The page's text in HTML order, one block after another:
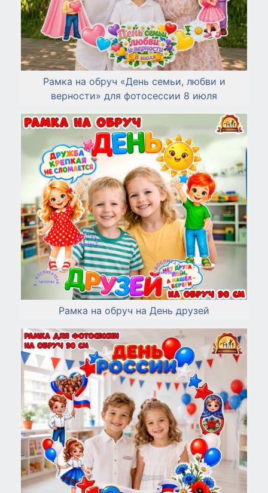
Рамка на обруч «День семьи, любви и
верности» для фотосессии 8 июля
Рамка на обруч на День друзей